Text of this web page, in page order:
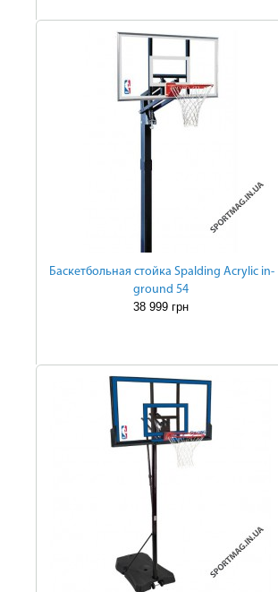
Баскетбольная стойка Spalding Acrylic in-
ground 54
38 999 грн